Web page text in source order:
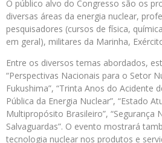
O público alvo do Congresso são os
diversas áreas da energia nuclear,
pesquisadores (cursos de física,
em geral), militares da Marinha,
Entre os diversos temas abordados,
“Perspectivas Nacionais para o Setor
Fukushima”, “Trinta Anos do Acidente
Pública da Energia Nuclear”, “Estado
Multipropósito Brasileiro”, “Segurança
Salvaguardas”. O evento mostrará
tecnologia nuclear nos produtos e